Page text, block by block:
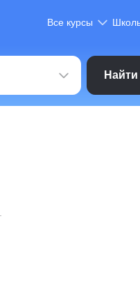
Все курсы